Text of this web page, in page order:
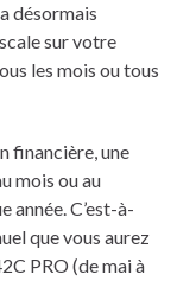
désormais
sur votre
les mois ou tous
financière, une
mois ou au
C’est-à-
que vous aurez
PRO (de mai à